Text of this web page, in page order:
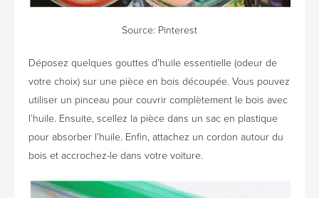
Source: Pinterest
Déposez quelques gouttes d’huile essentielle (odeur de
votre choix) sur une pièce en bois découpée. Vous pouvez
utiliser un pinceau pour couvrir complètement le bois avec
l’huile. Ensuite, scellez la pièce dans un sac en plastique
pour absorber l’huile. Enfin, attachez un cordon autour du
bois et accrochez-le dans votre voiture.